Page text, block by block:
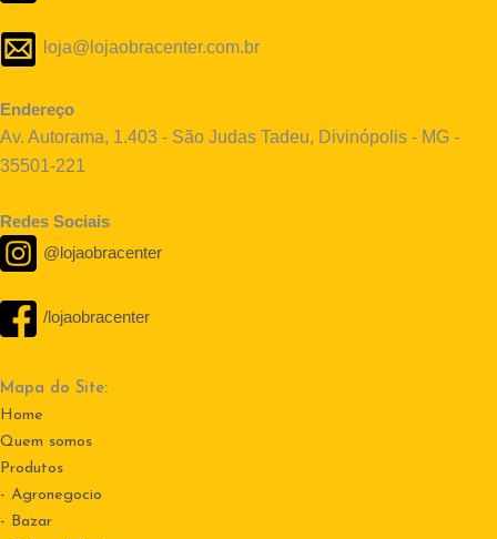
loja@lojaobracenter.com.br
Endereço
Av. Autorama, 1.403 - São Judas Tadeu, Divinópolis - MG -
35501-221
Redes Sociais
@lojaobracenter
/lojaobracenter
Mapa do Site:
Home
Quem somos
Produtos
- Agronegocio
- Bazar